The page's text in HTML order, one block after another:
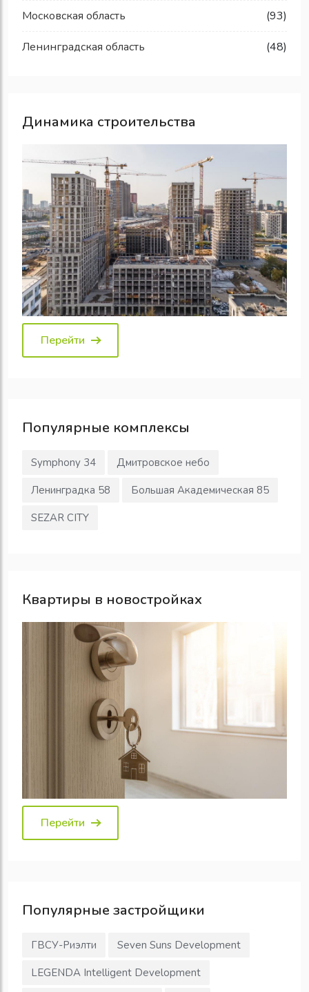
Московская область (93)
Ленинградская область (48)
Динамика строительства
Перейти
Популярные комплексы
Symphony 34
Дмитровское небо
Ленинградка 58
Большая Академическая 85
SEZAR CITY
Квартиры в новостройках
Перейти
Популярные застройщики
ГВСУ-Риэлти
Seven Suns Development
LEGENDA Intelligent Development